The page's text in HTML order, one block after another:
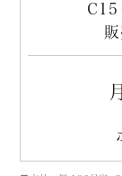
C15